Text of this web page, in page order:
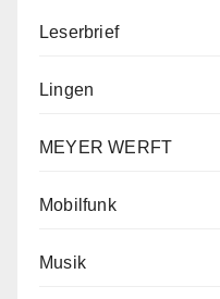
Leserbrief
Lingen
MEYER WERFT
Mobilfunk
Musik